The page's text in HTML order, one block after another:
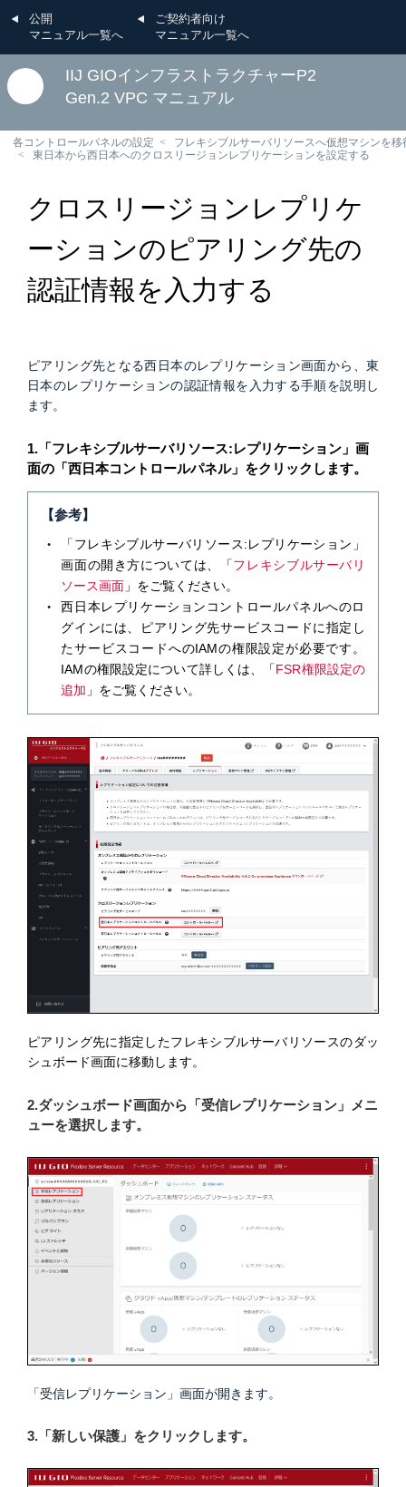
公開
マニュアル一覧へ
ご契約者向け
マニュアル一覧へ
IIJ GIOインフラストラクチャーP2
Gen.2 VPC マニュアル
各コントロールパネルの設定
フレキシブルサーバリソースへ仮想マシンを移
東日本から西日本へのクロスリージョンレプリケーションを設定する
クロスリージョンレプリケ
ーションのピアリング先の
認証情報を入力する
ピアリング先となる西日本のレプリケーション画面から、東
日本のレプリケーションの認証情報を入力する手順を説明し
ます。
1. 「フレキシブルサーバリソース:レプリケーション」画
面の「西日本コントロールパネル」をクリックします。
【参考】
「フレキシブルサーバリソース:レプリケーション」
画面の開き方については、「フレキシブルサーバリ
ソース画面 」をご覧ください。
西日本レプリケーションコントロールパネルへのロ
グインには、ピアリング先サービスコードに指定し
たサービスコードへのIAMの権限設定が必要です。
IAMの権限設定について詳しくは、「FSR権限設定の
追加 」をご覧ください。
ピアリング先に指定したフレキシブルサーバリソースのダッ
シュボード画面に移動します。
2.ダッシュボード画面から「受信レプリケーション」メニ
ューを選択します。
「受信レプリケーション」画面が開きます。
3.「新しい保護」をクリックします。